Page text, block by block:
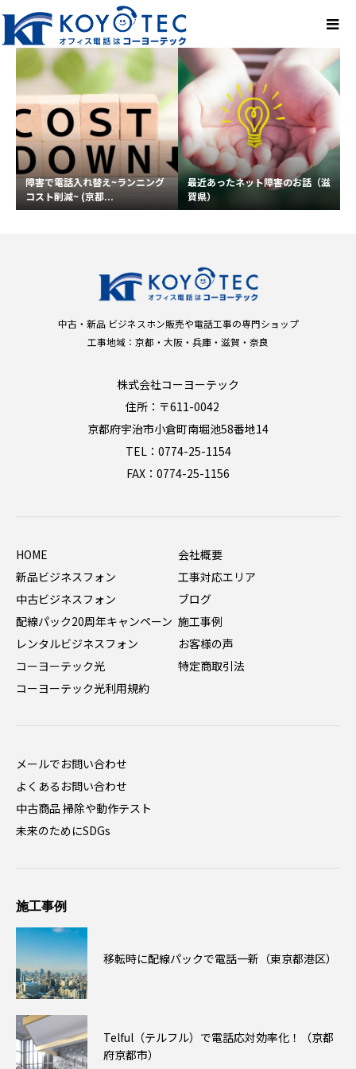
障害で電話入れ替え~ランニング
コスト削減~ (京都...
最近あったネット障害のお話（滋
賀県）
中古・新品 ビジネスホン販売や電話工事の専門ショップ
工事地域：京都・大阪・兵庫・滋賀・奈良
株式会社コーヨーテック
住所：〒611-0042
京都府宇治市小倉町南堀池58番地14
TEL：0774-25-1154
FAX：0774-25-1156
HOME
新品ビジネスフォン
中古ビジネスフォン
配線パック20周年キャンペーン
レンタルビジネスフォン
コーヨーテック光
コーヨーテック光利用規約
会社概要
工事対応エリア
ブログ
施工事例
お客様の声
特定商取引法
メールでお問い合わせ
よくあるお問い合わせ
中古商品 掃除や動作テスト
未来のためにSDGs
施工事例
移転時に配線パックで電話一新（東京都港区）
Telful（テルフル）で電話応対効率化！（京都
府京都市）